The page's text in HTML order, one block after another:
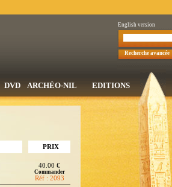
English version
Recherche avancée
DVD ARCHÉO-NIL EDITIONS
PRIX
40.00 €
Commander
Réf : 2093